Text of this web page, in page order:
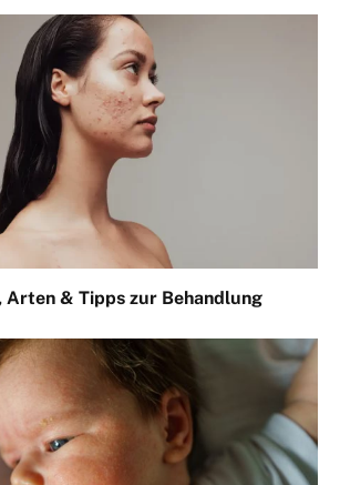
Arten & Tipps zur Behandlung